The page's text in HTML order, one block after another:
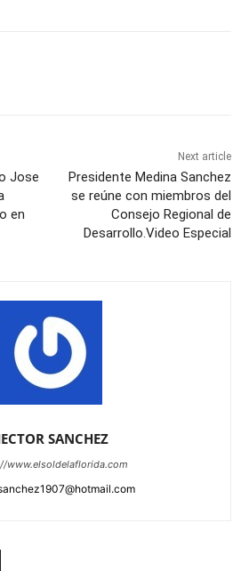
Jose
en
Next article
Presidente Medina Sanchez
se reúne con miembros del
Consejo Regional de
Desarrollo.Video Especial
SANCHEZ
www.elsoldelaflorida.com